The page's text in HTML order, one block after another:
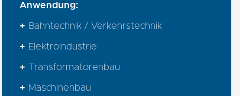
Anwendung:
+ Bahntechnik / Verkehrstechnik
+ Elektroindustrie
+ Transformatorenbau
+ Maschinenbau